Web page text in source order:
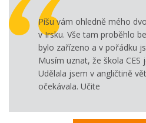
Píšu vám ohledně mého
v Irsku. Vše tam proběhlo
bylo zařízeno a v pořádku
Musím uznat, že škola CES
Udělala jsem v angličtině
očekávala. Učite